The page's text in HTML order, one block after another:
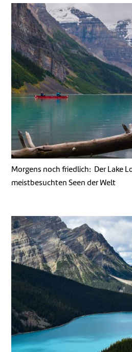
Morgens noch friedlich: Der Lake
meistbesuchten Seen der Welt